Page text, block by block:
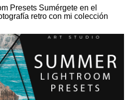
Presets Sumérgete en el
retro con mi colección